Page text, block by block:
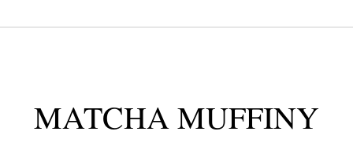
MATCHA MUFFINY